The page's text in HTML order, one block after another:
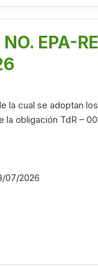
NO. EPA-
la cual se adoptan
la obligación TdR –
07/2026